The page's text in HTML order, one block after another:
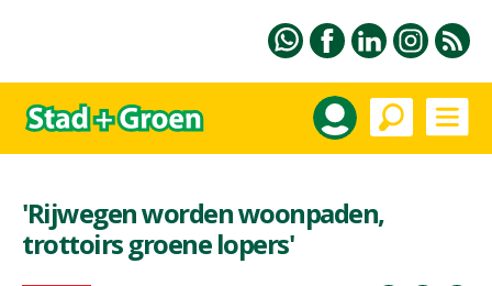
'Rijwegen worden woonpaden,
trottoirs groene lopers'